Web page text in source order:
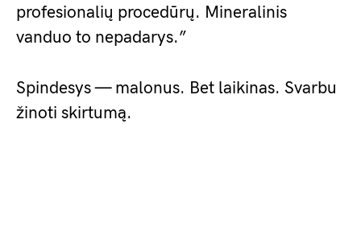
profesionalių procedūrų. Mineralinis
vanduo to nepadarys.”
Spindesys — malonus. Bet laikinas. Svarbu
žinoti skirtumą.